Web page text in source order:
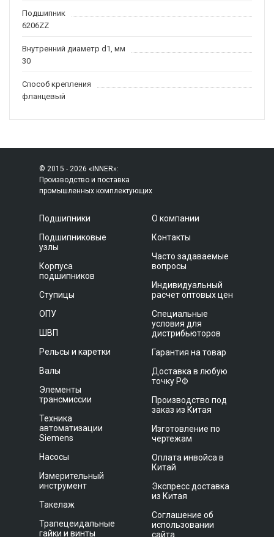
Подшипник
6206ZZ
Внутренний диаметр d1, мм
30
Способ крепления
фланцевый
© 2015 - 2026 «INNER»:
Производство и поставка
промышленных комплектующих
Подшипники
Подшипниковые
узлы
Корпуса
подшипников
Ступицы
ОПУ
ШВП
Рельсы и каретки
Валы
Элементы
трансмиссии
Техника
автоматизации
Siemens
Насосы
Измерительный
инструмент
Такелаж
Трапецеидальные
гайки и винты
О компании
Контакты
Часто задаваемые
вопросы
Индивидуальный
расчет оптовых цен
Специальные
условия для
дистрибьюторов
Гарантия на товар
Доставка в любую
точку РФ
Производство под
заказ из Китая
Изготовление по
чертежам
Оплата инвойса в
Китай
Экспресс доставка
из Китая
Соглашение об
использовании
сайта